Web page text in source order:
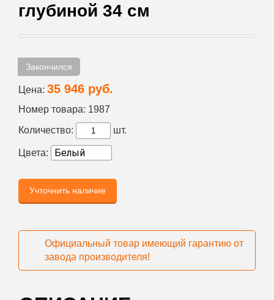
глубиной 34 см
Закончился
Цена: 35 946 руб.
Номер товара: 1987
Количество:
шт.
Цвета:
Учточнить наличие
Официальный товар имеющий гарантию от
завода производителя!